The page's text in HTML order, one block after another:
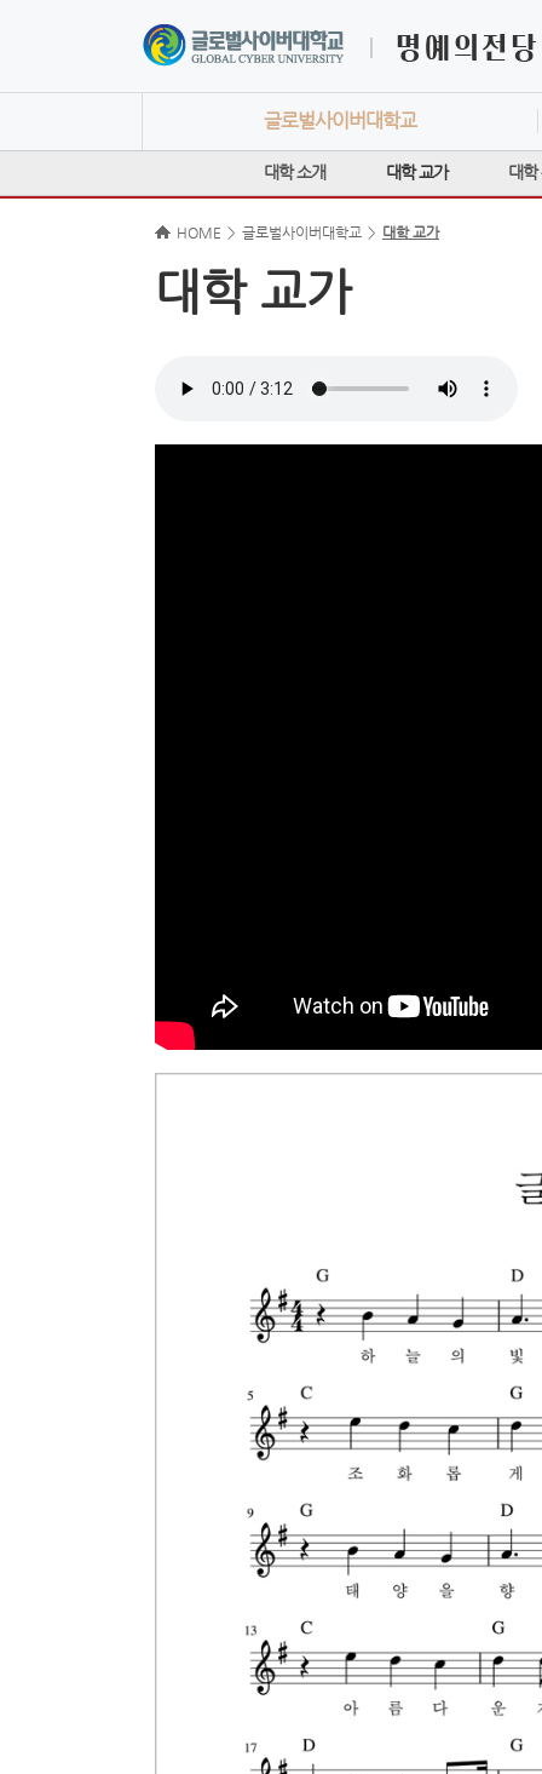
글로벌사이버대학교
대학 소개 대학 교가 대학
HOME > 글로벌사이버대학교 > 대학 교가
대학 교가